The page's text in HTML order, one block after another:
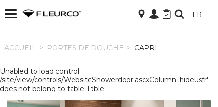
ACCUEIL FR
ACCUEIL > PORTES DE DOUCHE > CAPRI
Unabled to load control:
/site/view/controls/WebsiteShowerdoor.ascxColumn 'hideusfr'
does not belong to table Table.